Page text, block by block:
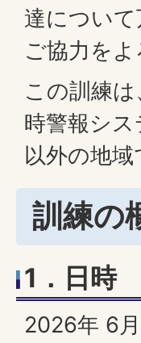
達につい
ご協力を
この訓練
時警報シ
以外の地
訓練の
1．日時
2026年 6